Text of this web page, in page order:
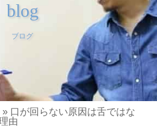
blog
ブログ
» 口が回らない原因は舌ではな
由